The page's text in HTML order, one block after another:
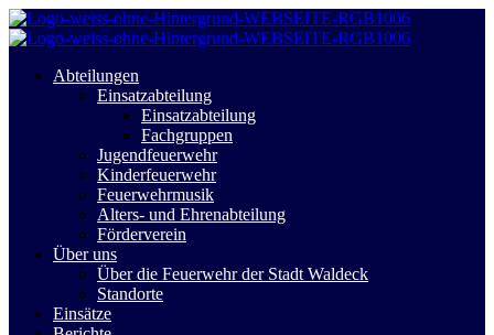
Abteilungen
Einsatzabteilung
Einsatzabteilung
Fachgruppen
Jugendfeuerwehr
Kinderfeuerwehr
Feuerwehrmusik
Alters- und Ehrenabteilung
Förderverein
Über uns
Über die Feuerwehr der Stadt Waldeck
Standorte
Einsätze